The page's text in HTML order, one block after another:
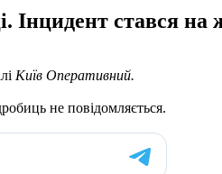
Інцидент стався
Київ Оперативний.
не повідомляється.